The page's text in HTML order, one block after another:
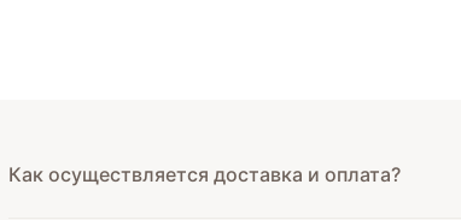
Как осуществляется доставка и оплата?